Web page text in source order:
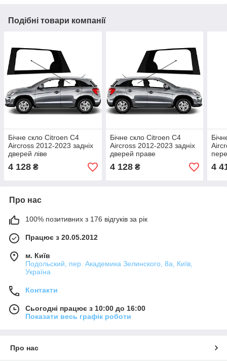
Подібні товари компанії
Бічне скло Citroen C4
Aircross 2012-2023 задніх
дверей ліве
4 128 ₴
Бічне скло Citroen C4
Aircross 2012-2023 задніх
дверей праве
4 128₴ 4
Про нас
100% позитивних з 176 відгуків за рік
Працює з 20.05.2012
м. Київ
Подольский, пер. Академика Зелинского, 8а, Київ,
Україна
Контакти
Сьогодні працює з 10:00 до 16:00
Показати весь графік роботи
Про нас